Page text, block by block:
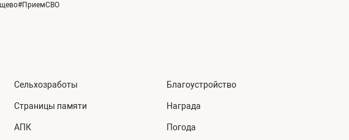
Сельхозработы
Страницы памяти
АПК
Благоустройство
Награда
Погода